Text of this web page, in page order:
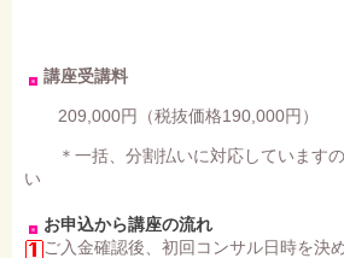
講座受講料
209,000円（税抜価格190,000円）
＊一括、分割払いに対応していますの
い
お申込から講座の流れ
ご入金確認後、初回コンサル日時を決